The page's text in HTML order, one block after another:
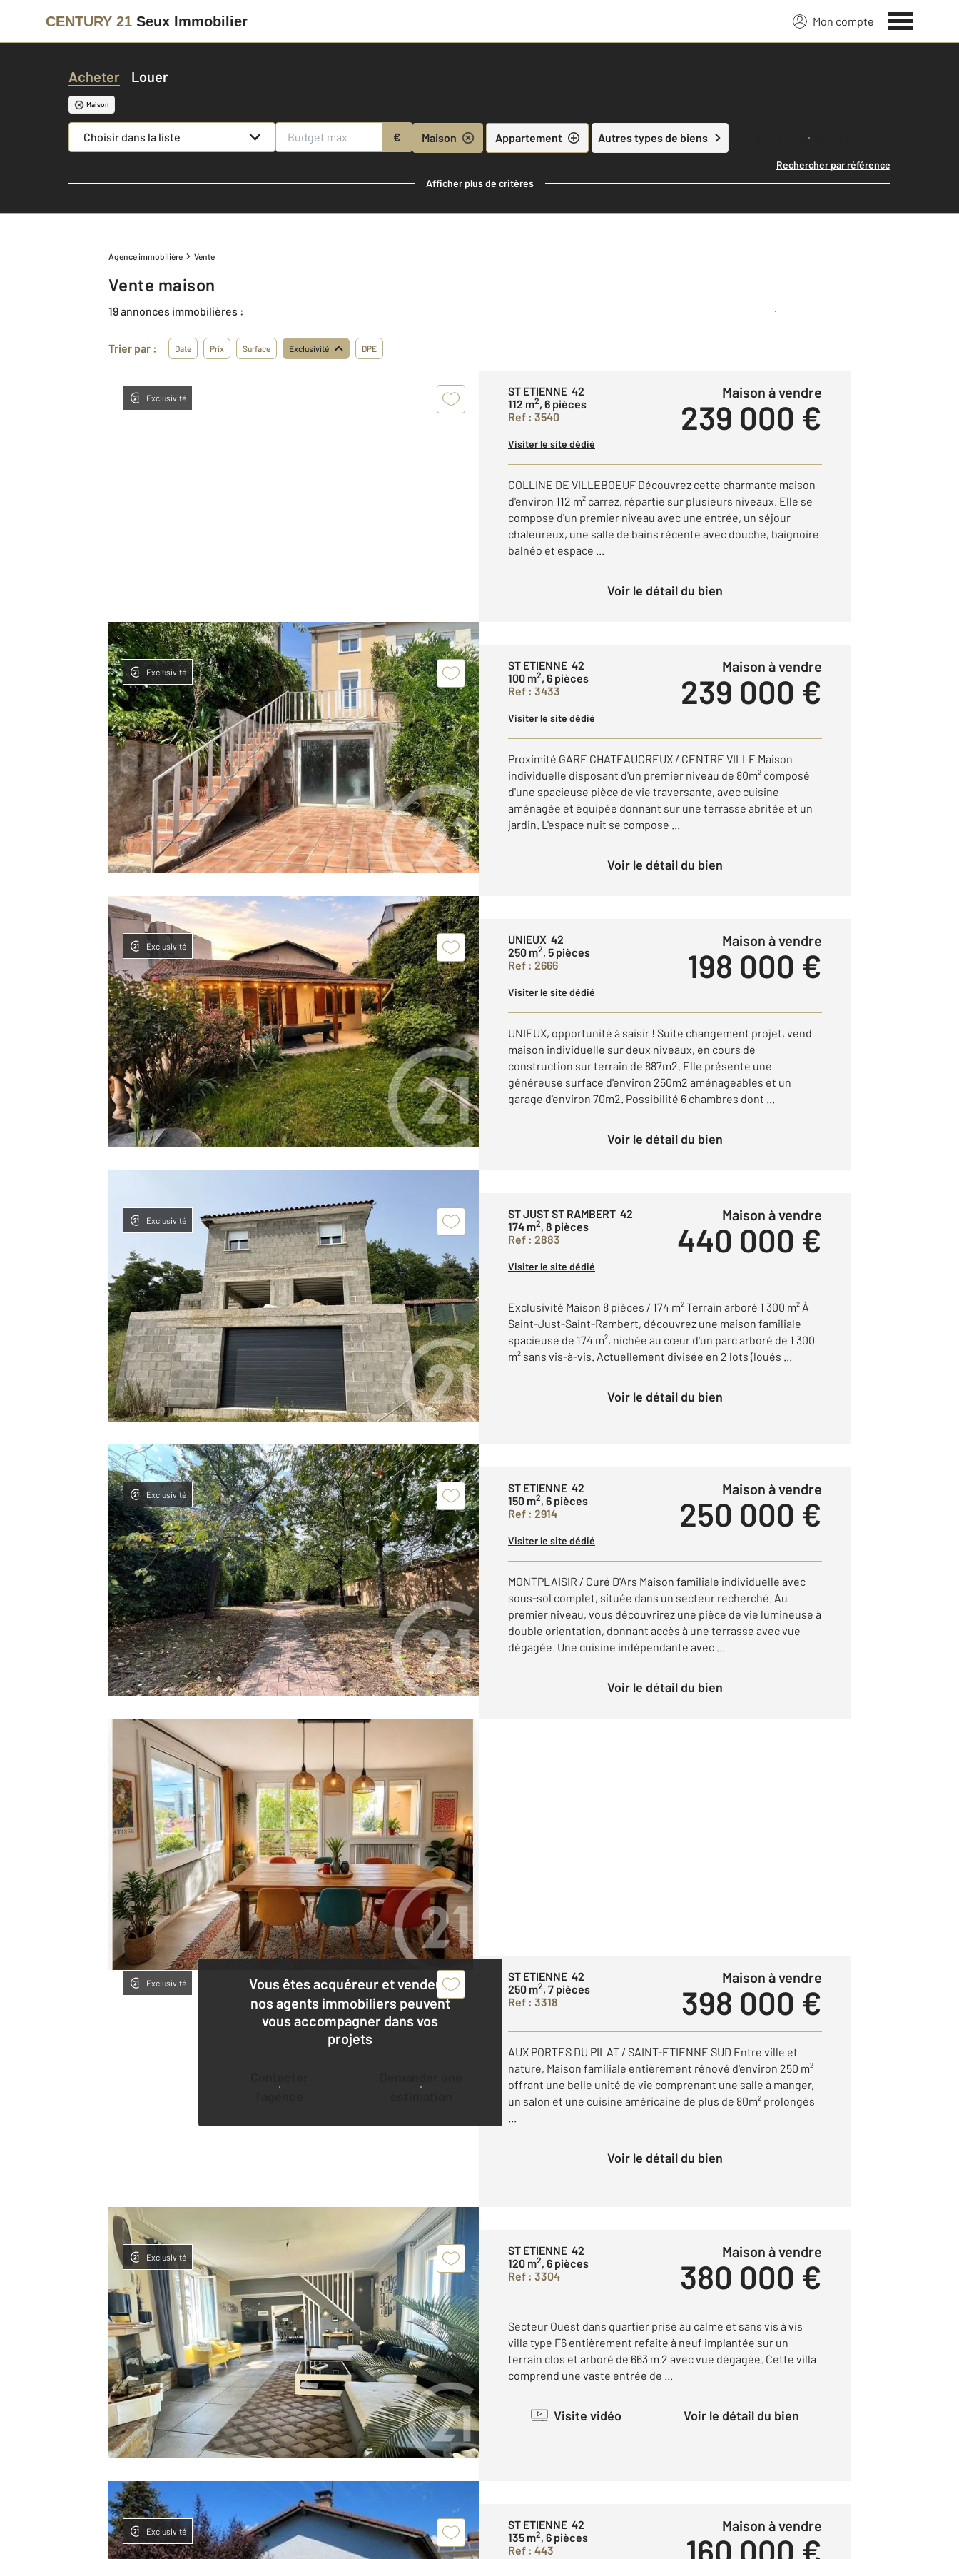
CENTURY 21 Seux Immobilier Mon compte
Acheter Louer
Maison
Choisir dans la liste € Maison Appartement Autres types de biens Lancer ma recherche
Rechercher par référence
Afficher plus de critères
Agence immobilière Vente
Vente maison
19 annonces immobilières : Créer une alerte
Trier par : Date Prix Surface Exclusivité DPE
Exclusivité
ST ETIENNE 42
112 m2, 6 pièces
Ref : 3540
Maison à vendre
239 000 €
Visiter le site dédié
COLLINE DE VILLEBOEUF Découvrez cette charmante maison
d'environ 112 m² carrez, répartie sur plusieurs niveaux. Elle se
compose d'un premier niveau avec une entrée, un séjour
chaleureux, une salle de bains récente avec douche, baignoire
balnéo et espace ...
Voir le détail du bien
Exclusivité
ST ETIENNE 42
100 m2, 6 pièces
Ref : 3433
Maison à vendre
239 000 €
Visiter le site dédié
Proximité GARE CHATEAUCREUX / CENTRE VILLE Maison
individuelle disposant d'un premier niveau de 80m² composé
d'une spacieuse pièce de vie traversante, avec cuisine
aménagée et équipée donnant sur une terrasse abritée et un
jardin. L'espace nuit se compose ...
Voir le détail du bien
Exclusivité
UNIEUX 42
250 m2, 5 pièces
Ref : 2666
Maison à vendre
198 000 €
Visiter le site dédié
UNIEUX, opportunité à saisir ! Suite changement projet, vend
maison individuelle sur deux niveaux, en cours de
construction sur terrain de 887m2. Elle présente une
généreuse surface d'environ 250m2 aménageables et un
garage d'environ 70m2. Possibilité 6 chambres dont ...
Voir le détail du bien
Exclusivité
ST JUST ST RAMBERT 42
174 m2, 8 pièces
Ref : 2883
Maison à vendre
440 000 €
Visiter le site dédié
Exclusivité Maison 8 pièces / 174 m² Terrain arboré 1 300 m² À
Saint-Just-Saint-Rambert, découvrez une maison familiale
spacieuse de 174 m², nichée au cœur d'un parc arboré de 1 300
m² sans vis-à-vis. Actuellement divisée en 2 lots (loués ...
Voir le détail du bien
Exclusivité
ST ETIENNE 42
150 m2, 6 pièces
Ref : 2914
Maison à vendre
250 000 €
Visiter le site dédié
MONTPLAISIR / Curé D'Ars Maison familiale individuelle avec
sous-sol complet, située dans un secteur recherché. Au
premier niveau, vous découvrirez une pièce de vie lumineuse à
double orientation, donnant accès à une terrasse avec vue
dégagée. Une cuisine indépendante avec ...
Voir le détail du bien
Vous êtes acquéreur et vendeur,
nos agents immobiliers peuvent
vous accompagner dans vos
projets
Exclusivité
ST ETIENNE 42
250 m2, 7 pièces
Ref : 3318
Maison à vendre
398 000 €
AUX PORTES DU PILAT / SAINT-ETIENNE SUD Entre ville et
nature, Maison familiale entièrement rénové d'environ 250 m²
offrant une belle unité de vie comprenant une salle à manger,
un salon et une cuisine américaine de plus de 80m² prolongés
...
Voir le détail du bien
Exclusivité
ST ETIENNE 42
120 m2, 6 pièces
Ref : 3304
Maison à vendre
380 000 €
Secteur Ouest dans quartier prisé au calme et sans vis à vis
villa type F6 entièrement refaite à neuf implantée sur un
terrain clos et arboré de 663 m 2 avec vue dégagée. Cette villa
comprend une vaste entrée de ...
Visite vidéo Voir le détail du bien
Exclusivité
ST ETIENNE 42
135 m2, 6 pièces
Ref : 443
Maison à vendre
160 000 €